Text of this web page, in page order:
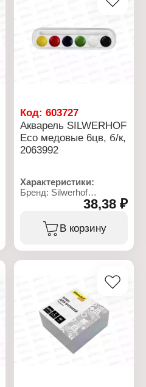
Код:603727
Акварель SILWERHOF
Eco медовые 6цв, б/к,
2063992
Характеристики:
Бренд: Silwerhof
Артикул: 961139-06
Тип товара: Акварель
Вид: медовая
Комплектация: без кисти
Упаковка: картонная
38,38 ₽
В корзину